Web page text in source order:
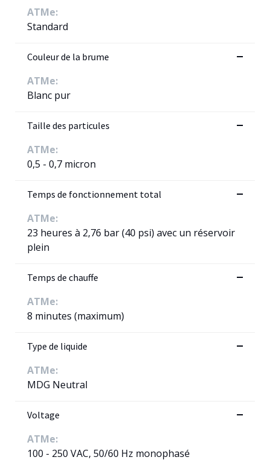
ATMe:
Standard
Couleur de la brume
ATMe:
Blanc pur
Taille des particules
ATMe:
0,5 - 0,7 micron
Temps de fonctionnement total
ATMe:
23 heures à 2,76 bar (40 psi) avec un réservoir
plein
Temps de chauffe
ATMe:
8 minutes (maximum)
Type de liquide
ATMe:
MDG Neutral
Voltage
ATMe:
100 - 250 VAC, 50/60 Hz monophasé